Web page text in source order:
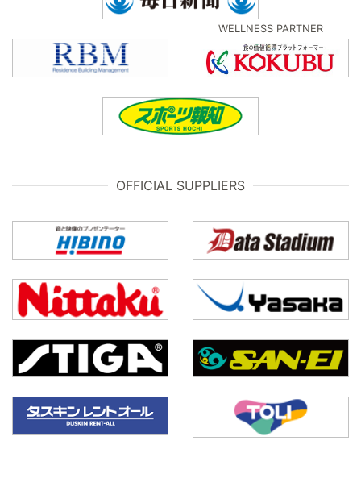
WELLNESS PARTNER
OFFICIAL SUPPLIERS